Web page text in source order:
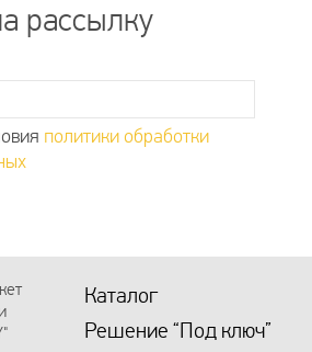
рассылку
политики обработки
Каталог
Решение “Под ключ”